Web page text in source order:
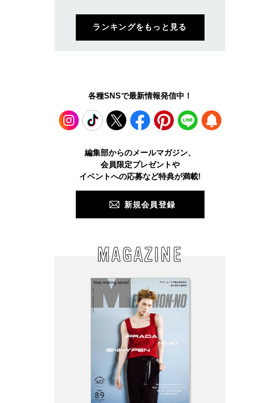
ランキングをもっと見る
各種SNSで最新情報発信中！
TikTok Facebook Pinterest LINE
編集部からのメールマガジン、
会員限定プレゼントや
イベントへの応募など特典が満載!
新規会員登録
MAGAZINE